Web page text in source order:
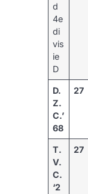
d
4e
di
vis
ie
D
D.
Z.
C.’
68
27
T.
V.
C.
‘2
27